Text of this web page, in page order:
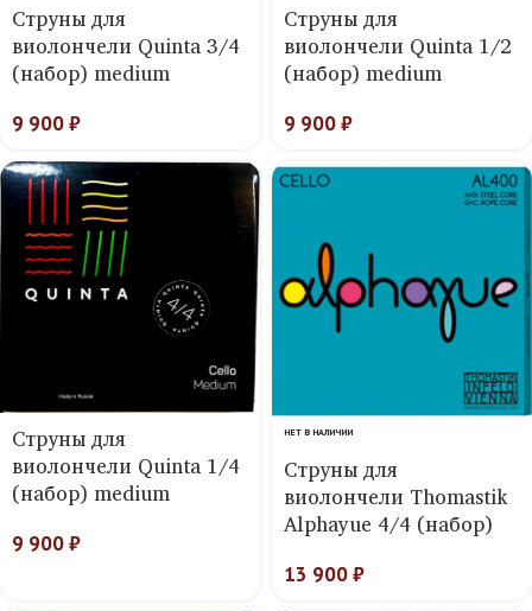
Струны для
виолончели Quinta 3/4
(набор) medium
9 900₽
Струны для
виолончели Quinta 1/2
(набор) medium
9 900₽
Струны для
виолончели Quinta 1/4
(набор) medium
9 900₽
НЕТ В НАЛИЧИИ
Струны для
виолончели Thomastik
Alphayue 4/4 (набор)
13 900₽